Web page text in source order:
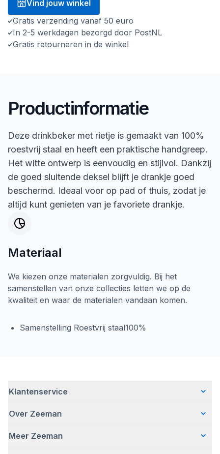
Vind jouw winkel
Gratis verzending vanaf 50 euro
In 2-5 werkdagen bezorgd door PostNL
Gratis retourneren in de winkel
Productinformatie
Deze drinkbeker met rietje is gemaakt van 100%
roestvrij staal en heeft een praktische handgreep.
Het witte ontwerp is eenvoudig en stijlvol. Dankzij
de goed sluitende deksel blijft je drankje goed
beschermd. Ideaal voor op pad of thuis, zodat je
altijd kunt genieten van je favoriete drankje.
Materiaal
We kiezen onze materialen zorgvuldig. Bij het
samenstellen van onze collecties letten we op de
kwaliteit en waar de materialen vandaan komen.
Samenstelling Roestvrij staal100%
Klantenservice
Veelgestelde vragen
Bezorgen
Over Zeeman
Wie wij zijn
Meer Zeeman